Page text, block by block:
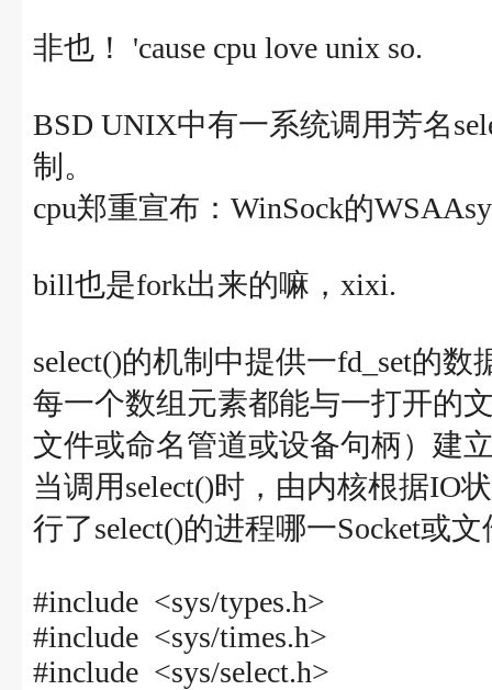
非也！ 'cause cpu love unix so.
BSD UNIX中有一系统调用芳名
制。
cpu郑重宣布：WinSock的
bill也是fork出来的嘛，xixi.
select()的机制中提供一fd_set的
每一个数组元素都能与一打开的
文件或命名管道或设备句柄）建
当调用select()时，由内核根据IO
行了select()的进程哪一Socket或
#include <sys/types.h>
#include <sys/times.h>
#include <sys/select.h>